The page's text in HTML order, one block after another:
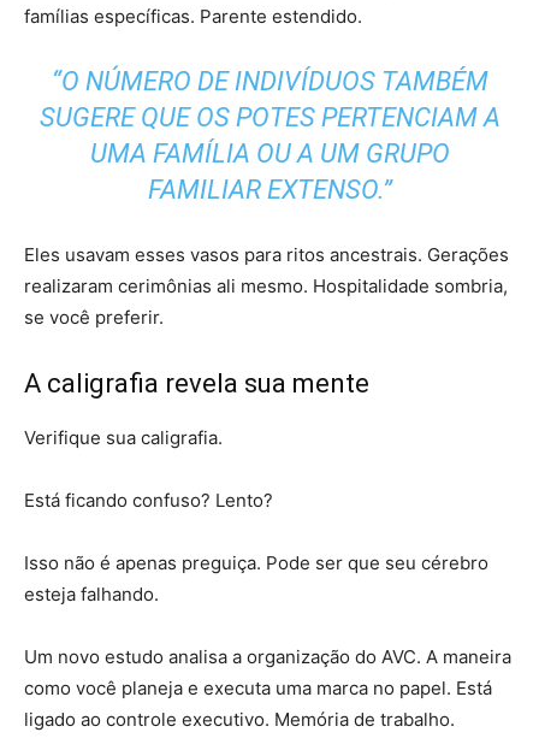
famílias específicas. Parente estendido.
“O NÚMERO DE INDIVÍDUOS TAMBÉM
SUGERE QUE OS POTES PERTENCIAM A
UMA FAMÍLIA OU A UM GRUPO
FAMILIAR EXTENSO.”
Eles usavam esses vasos para ritos ancestrais. Gerações
realizaram cerimônias ali mesmo. Hospitalidade sombria,
se você preferir.
A caligrafia revela sua mente
Verifique sua caligrafia.
Está ficando confuso? Lento?
Isso não é apenas preguiça. Pode ser que seu cérebro
esteja falhando.
Um novo estudo analisa a organização do AVC. A maneira
como você planeja e executa uma marca no papel. Está
ligado ao controle executivo. Memória de trabalho.